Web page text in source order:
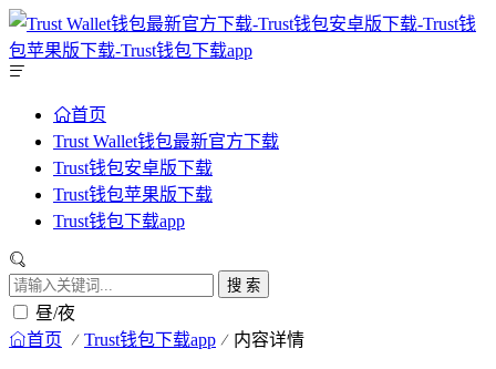
首页
Trust Wallet钱包最新官方下载
Trust钱包安卓版下载
Trust钱包苹果版下载
Trust钱包下载app
搜 索
昼/夜
首页 Trust钱包下载app 内容详情